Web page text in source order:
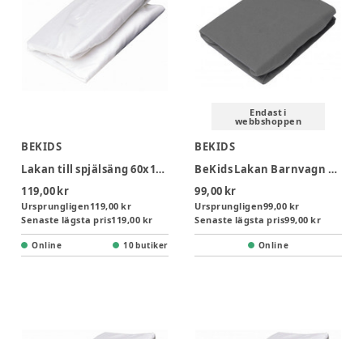
BEKIDS
Lakan till spjälsäng 60x120 cm - Vit
119,00 kr
Ursprungligen119,00 kr
Senaste lägsta pris119,00 kr
Online 10 butiker
Endast i
webbshoppen
BEKIDS
BeKids Lakan Barnvagn 40x98 cm - Grå
99,00 kr
Ursprungligen99,00 kr
Senaste lägsta pris99,00 kr
Online